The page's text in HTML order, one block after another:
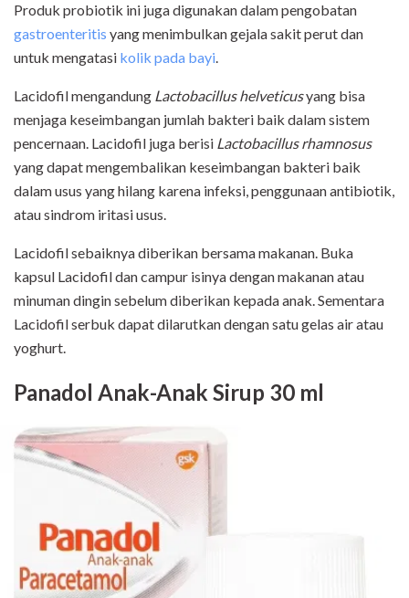
Produk probiotik ini juga digunakan dalam pengobatan
gastroenteritis yang menimbulkan gejala sakit perut dan
untuk mengatasi kolik pada bayi.
Lacidofil mengandung Lactobacillus helveticusyang bisa
menjaga keseimbangan jumlah bakteri baik dalam sistem
pencernaan. Lacidofil juga berisi Lactobacillus rhamnosus
yang dapat mengembalikan keseimbangan bakteri baik
dalam usus yang hilang karena infeksi, penggunaan antibiotik,
atau sindrom iritasi usus.
Lacidofil sebaiknya diberikan bersama makanan. Buka
kapsul Lacidofil dan campur isinya dengan makanan atau
minuman dingin sebelum diberikan kepada anak. Sementara
Lacidofil serbuk dapat dilarutkan dengan satu gelas air atau
yoghurt.
Panadol Anak-Anak Sirup 30 ml